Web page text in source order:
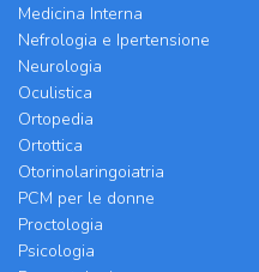
Medicina Interna
Nefrologia e Ipertensione
Neurologia
Oculistica
Ortopedia
Ortottica
Otorinolaringoiatria
PCM per le donne
Proctologia
Psicologia